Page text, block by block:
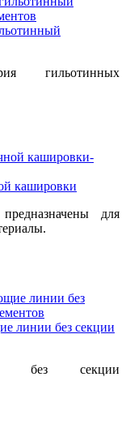
гильотинных
кашировки
для
линии без секции
без секции